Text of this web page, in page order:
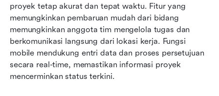
proyek tetap akurat dan tepat waktu. Fitur yang
memungkinkan pembaruan mudah dari bidang
memungkinkan anggota tim mengelola tugas dan
berkomunikasi langsung dari lokasi kerja. Fungsi
mobile mendukung entri data dan proses persetujuan
secara real-time, memastikan informasi proyek
mencerminkan status terkini.